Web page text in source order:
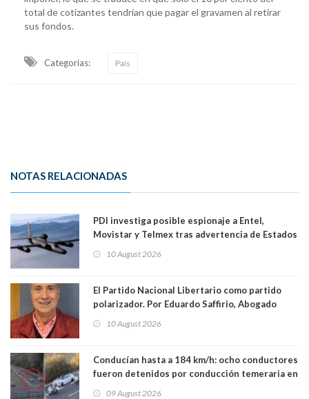
total de cotizantes tendrían que pagar el gravamen al retirar
sus fondos.
Categorias: País
NOTAS RELACIONADAS
PDI investiga posible espionaje a Entel,
Movistar y Telmex tras advertencia de Estados
10 August 2026
El Partido Nacional Libertario como partido
polarizador. Por Eduardo Saffirio, Abogado
10 August 2026
Conducían hasta a 184 km/h: ocho conductores
fueron detenidos por conducción temeraria en
09 August 2026